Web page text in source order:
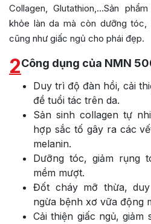
Collagen, Glutathion,…Sản
khỏe làn da mà còn dưỡng
cũng như giấc ngủ cho phái đẹp.
2Công dụng của NMN
Duy trì độ đàn hồi, cải
đề tuổi tác trên da.
Sản sinh collagen tự
hợp sắc tố gây ra các
melanin.
Dưỡng tóc, giảm rụng
mềm mượt.
Đốt cháy mỡ thừa,
ngừa bệnh xơ vữa động
Cải thiện giấc ngủ, giảm